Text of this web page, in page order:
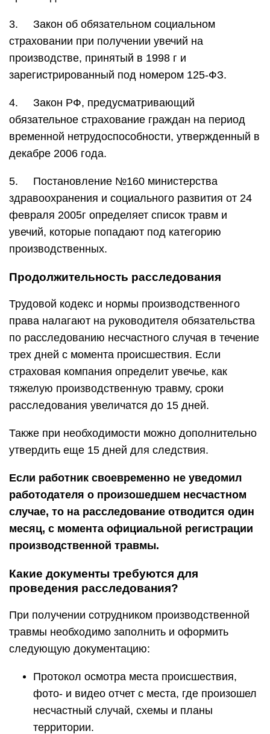
3. Закон об обязательном социальном
страховании при получении увечий на
производстве, принятый в 1998 г и
зарегистрированный под номером 125-ФЗ.
4. Закон РФ, предусматривающий
обязательное страхование граждан на период
временной нетрудоспособности, утвержденный в
декабре 2006 года.
5. Постановление №160 министерства
здравоохранения и социального развития от 24
февраля 2005г определяет список травм и
увечий, которые попадают под категорию
производственных.
Продолжительность расследования
Трудовой кодекс и нормы производственного
права налагают на руководителя обязательства
по расследованию несчастного случая в течение
трех дней с момента происшествия. Если
страховая компания определит увечье, как
тяжелую производственную травму, сроки
расследования увеличатся до 15 дней.
Также при необходимости можно дополнительно
утвердить еще 15 дней для следствия.
Если работник своевременно не уведомил
работодателя о произошедшем несчастном
случае, то на расследование отводится один
месяц, с момента официальной регистрации
производственной травмы.
Какие документы требуются для
проведения расследования?
При получении сотрудником производственной
травмы необходимо заполнить и оформить
следующую документацию:
Протокол осмотра места происшествия,
фото- и видео отчет с места, где произошел
несчастный случай, схемы и планы
территории.